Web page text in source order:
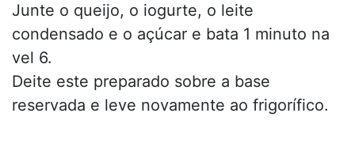
Junte o queijo, o iogurte, o leite
condensado e o açúcar e bata 1 minuto na
vel 6.
Deite este preparado sobre a base
reservada e leve novamente ao frigorífico.